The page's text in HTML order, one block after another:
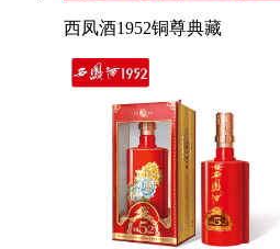
西凤酒1952铜尊典藏